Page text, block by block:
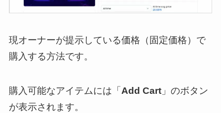
現オーナーが提示している価格（固定価格）で
購入する方法です。
購入可能なアイテムには「 Add Cart」のボタン
が表示されます。